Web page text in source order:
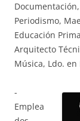
Periodismo,
Educación
Arquitecto
Música, Ldo. en
-
Emplea